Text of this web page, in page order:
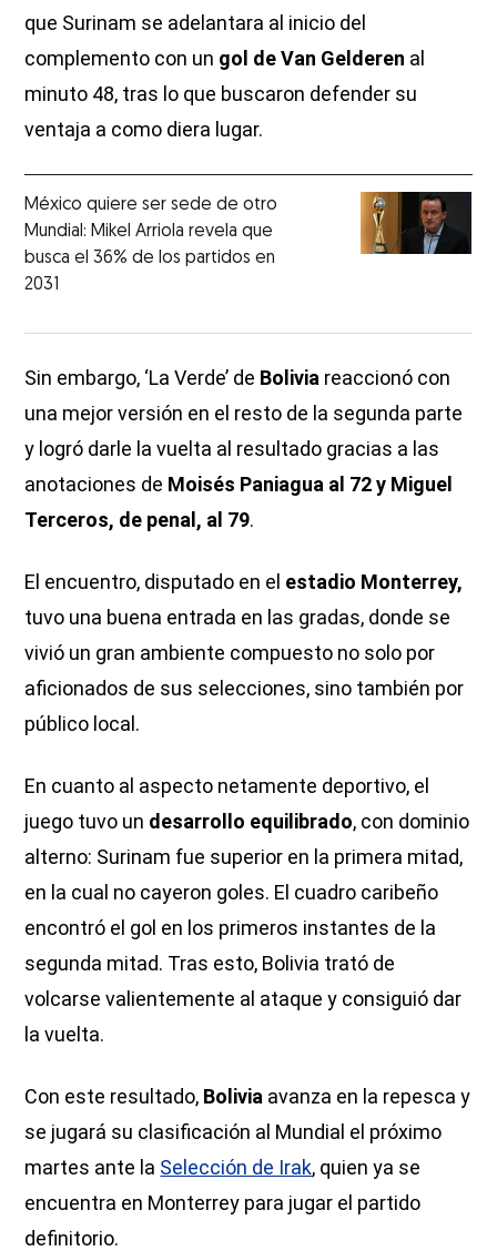
que Surinam se adelantara al inicio del
complemento con un gol de Van Gelderen al
minuto 48, tras lo que buscaron defender su
ventaja a como diera lugar.
México quiere ser sede de otro
Mundial: Mikel Arriola revela que
busca el 36% de los partidos en
2031
Sin embargo, ‘La Verde’ de Bolivia reaccionó con
una mejor versión en el resto de la segunda parte
y logró darle la vuelta al resultado gracias a las
anotaciones de Moisés Paniagua al 72 y Miguel
Terceros, de penal, al 79.
El encuentro, disputado en el estadio Monterrey,
tuvo una buena entrada en las gradas, donde se
vivió un gran ambiente compuesto no solo por
aficionados de sus selecciones, sino también por
público local.
En cuanto al aspecto netamente deportivo, el
juego tuvo un desarrollo equilibrado, con dominio
alterno: Surinam fue superior en la primera mitad,
en la cual no cayeron goles. El cuadro caribeño
encontró el gol en los primeros instantes de la
segunda mitad. Tras esto, Bolivia trató de
volcarse valientemente al ataque y consiguió dar
la vuelta.
Con este resultado, Bolivia avanza en la repesca y
se jugará su clasificación al Mundial el próximo
martes ante la Selección de Irak, quien ya se
encuentra en Monterrey para jugar el partido
definitorio.